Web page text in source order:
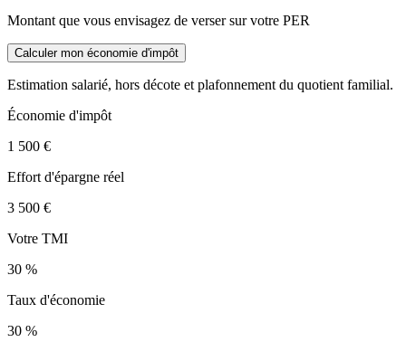
Montant que vous envisagez de verser sur votre PER
Calculer mon économie d'impôt
Estimation salarié, hors décote et plafonnement du quotient familial.
Économie d'impôt
1 500 €
Effort d'épargne réel
3 500 €
Votre TMI
30 %
Taux d'économie
30 %